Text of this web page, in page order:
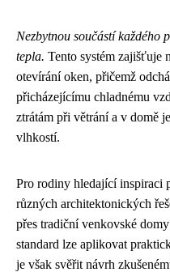
Nezbytnou součástí každého
tepla. Tento systém zajišťuje
otevírání oken, přičemž
přicházejícímu chladnému
ztrátám při větrání a v domě
vlhkostí.
Pro rodiny hledající inspiraci
různých architektonických
přes tradiční venkovské
standard lze aplikovat
je však svěřit návrh